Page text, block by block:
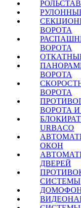
ВОРОТА
ВОРОТА
ВОРОТА
ВОРОТА
ВОРОТА
URBACO
ОКОН
ДВЕРЕЙ
СИСТЕМЫ